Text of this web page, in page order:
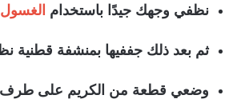
نظفي وجهك جيدًا باستخدام الغسول
ثم بعد ذلك جففيها بمنشفة قطنية
وضعي قطعة من الكريم على